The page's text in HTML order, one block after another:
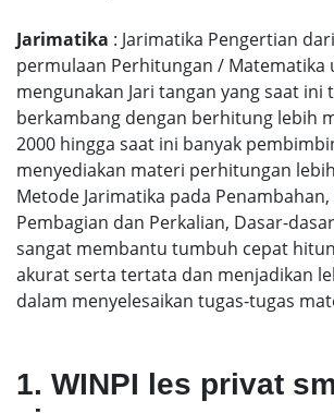
Jarimatika : Jarimatika Pengertian
permulaan Perhitungan /
mengunakan Jari tangan yang saat ini
berkambang dengan berhitung lebih
2000 hingga saat ini banyak
menyediakan materi perhitungan
Metode Jarimatika pada
Pembagian dan Perkalian, Dasar-
sangat membantu tumbuh cepat
akurat serta tertata dan menjadikan
dalam menyelesaikan tugas-tugas
1. WINPI les privat